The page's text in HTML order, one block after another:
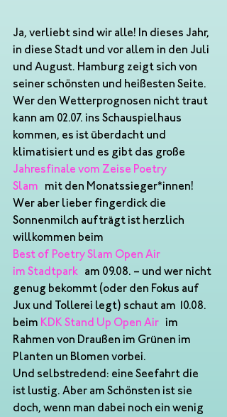
Ja, verliebt sind wir alle! In dieses Jahr,
in diese Stadt und vor allem in den Juli
und August. Hamburg zeigt sich von
seiner schönsten und heißesten Seite.
Wer den Wetterprognosen nicht traut
kann am 02.07. ins Schauspielhaus
kommen, es ist überdacht und
klimatisiert und es gibt das große
Jahresfinale vom Zeise Poetry
Slam
mit den Monatssieger*innen!
Wer aber lieber fingerdick die
Sonnenmilch aufträgt ist herzlich
willkommen beim
Best of Poetry Slam Open Air
im Stadtpark am 09.08. – und wer nicht
genug bekommt (oder den Fokus auf
Jux und Tollerei legt) schaut am 10.08.
beim KDK Stand Up Open Air im
Rahmen von Draußen im Grünen im
Planten un Blomen vorbei.
Und selbstredend: eine Seefahrt die
ist lustig. Aber am Schönsten ist sie
doch, wenn man dabei noch ein wenig